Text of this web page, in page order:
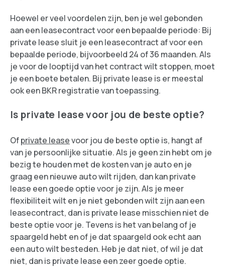
Hoewel er veel voordelen zijn, ben je wel gebonden
aan een leasecontract voor een bepaalde periode: Bij
private lease sluit je een leasecontract af voor een
bepaalde periode, bijvoorbeeld 24 of 36 maanden. Als
je voor de looptijd van het contract wilt stoppen, moet
je een boete betalen. Bij private lease is er meestal
ook een BKR registratie van toepassing.
Is private lease voor jou de beste optie?
Ofprivate leasevoor jou de beste optie is, hangt af
van je persoonlijke situatie. Als je geen zin hebt om je
bezig te houden met de kosten van je auto en je
graag een nieuwe auto wilt rijden, dan kan private
lease een goede optie voor je zijn. Als je meer
flexibiliteit wilt en je niet gebonden wilt zijn aan een
leasecontract, dan is private lease misschien niet de
beste optie voor je. Tevens is het van belang of je
spaargeld hebt en of je dat spaargeld ook echt aan
een auto wilt besteden. Heb je dat niet, of wil je dat
niet, dan is private lease een zeer goede optie.